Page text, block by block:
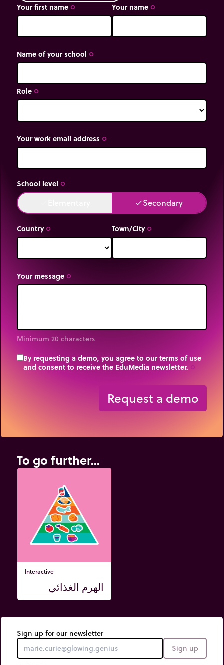
Your first name trip_origin Your name trip_origin
Name of your school trip_origin
Role trip_origin
Your work email address trip_origin
School level trip_origin
doneSecondary
Country trip_origin Town/City trip_origin
Your message trip_origin
Minimum 20 characters
By requesting a demo, you agree to our terms of use
and consent to receive the EduMedia newsletter.
Request a demo
To go further...
Interactive
الهرم الغذائي
Sign up for our newsletter
Sign up